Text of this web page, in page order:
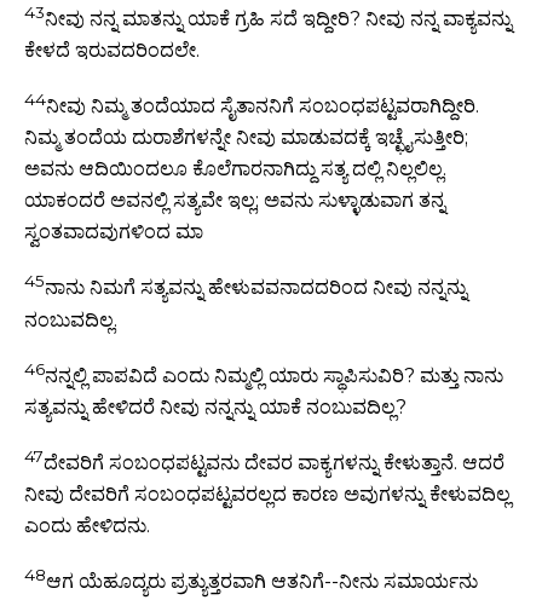
43ನೀವು ನನ್ನ ಮಾತನ್ನು ಯಾಕೆ ಗ್ರಹಿ ಸದೆ ಇದ್ದೀರಿ? ನೀವು ನನ್ನ ವಾಕ್ಯವನ್ನು
ಕೇಳದೆ ಇರುವದರಿಂದಲೇ.
44ನೀವು ನಿಮ್ಮ ತಂದೆಯಾದ ಸೈತಾನನಿಗೆ ಸಂಬಂಧಪಟ್ಟವರಾಗಿದ್ದೀರಿ.
ನಿಮ್ಮ ತಂದೆಯ ದುರಾಶೆಗಳನ್ನೇ ನೀವು ಮಾಡುವದಕ್ಕೆ ಇಚ್ಛೈಸುತ್ತೀರಿ;
ಅವನು ಆದಿಯಿಂದಲೂ ಕೊಲೆಗಾರನಾಗಿದ್ದು ಸತ್ಯ ದಲ್ಲಿ ನಿಲ್ಲಲಿಲ್ಲ.
ಯಾಕಂದರೆ ಅವನಲ್ಲಿ ಸತ್ಯವೇ ಇಲ್ಲ; ಅವನು ಸುಳ್ಳಾಡುವಾಗ ತನ್ನ
ಸ್ವಂತವಾದವುಗಳಿಂದ ಮಾ
45ನಾನು ನಿಮಗೆ ಸತ್ಯವನ್ನು ಹೇಳುವವನಾದದರಿಂದ ನೀವು ನನ್ನನ್ನು
ನಂಬುವದಿಲ್ಲ.
46ನನ್ನಲ್ಲಿ ಪಾಪವಿದೆ ಎಂದು ನಿಮ್ಮಲ್ಲಿ ಯಾರು ಸ್ಥಾಪಿಸುವಿರಿ? ಮತ್ತು ನಾನು
ಸತ್ಯವನ್ನು ಹೇಳಿದರೆ ನೀವು ನನ್ನನ್ನು ಯಾಕೆ ನಂಬುವದಿಲ್ಲ?
47ದೇವರಿಗೆ ಸಂಬಂಧಪಟ್ಟವನು ದೇವರ ವಾಕ್ಯಗಳನ್ನು ಕೇಳುತ್ತಾನೆ. ಆದರೆ
ನೀವು ದೇವರಿಗೆ ಸಂಬಂಧಪಟ್ಟವರಲ್ಲದ ಕಾರಣ ಅವುಗಳನ್ನು ಕೇಳುವದಿಲ್ಲ
ಎಂದು ಹೇಳಿದನು.
48ಆಗ ಯೆಹೂದ್ಯರು ಪ್ರತ್ಯುತ್ತರವಾಗಿ ಆತನಿಗೆ--ನೀನು ಸಮಾರ್ಯನು